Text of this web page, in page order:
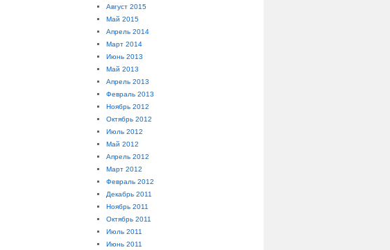
Август 2015
Май 2015
Апрель 2014
Март 2014
Июнь 2013
Май 2013
Апрель 2013
Февраль 2013
Ноябрь 2012
Октябрь 2012
Июль 2012
Май 2012
Апрель 2012
Март 2012
Февраль 2012
Декабрь 2011
Ноябрь 2011
Октябрь 2011
Июль 2011
Июнь 2011